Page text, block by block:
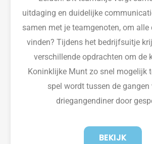
uitdaging en duidelijke
samen met je teamgenoten, om
vinden? Tijdens het bedrijfsuitje
verschillende opdrachten om de
Koninklijke Munt zo snel mogelijk
spel wordt tussen de gangen
driegangendiner door
BEKIJK